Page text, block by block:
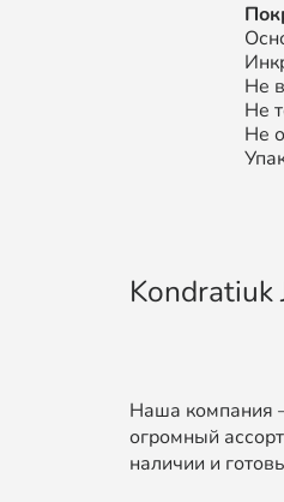
П
Не
Не
Не
Kondratiuk
Наша компания
огромный
наличии и